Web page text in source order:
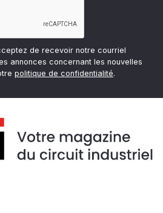
de recevoir notre courriel
annonces concernant les nouvelles
politique de confidentialité.